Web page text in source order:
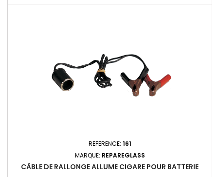
injection précise et stable de la résine directement dans
REFERENCE: 161
MARQUE: REPAREGLASS
CÂBLE DE RALLONGE ALLUME CIGARE POUR BATTERIE